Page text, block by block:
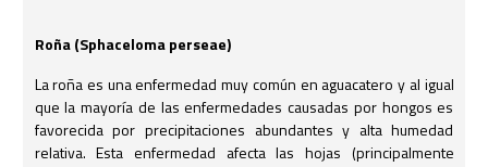
Roña (Sphaceloma perseae)
La roña es una enfermedad muy común en aguacatero y al igual
que la mayoría de las enfermedades causadas por hongos es
favorecida por precipitaciones abundantes y alta humedad
relativa. Esta enfermedad afecta las hojas (principalmente